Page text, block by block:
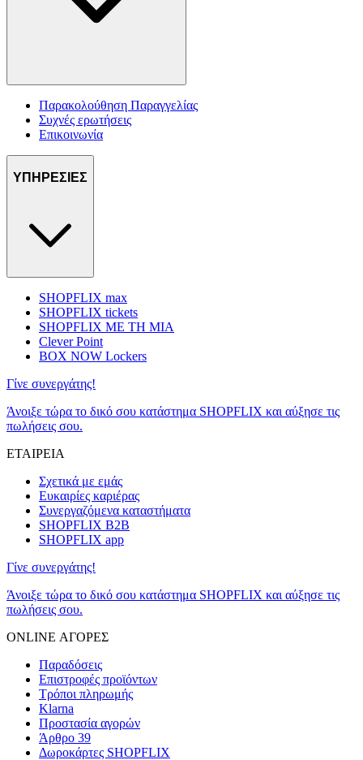
Παρακολούθηση Παραγγελίας
Συχνές ερωτήσεις
Επικοινωνία
ΥΠΗΡΕΣΙΕΣ
SHOPFLIX max
SHOPFLIX tickets
SHOPFLIX ΜΕ ΤΗ ΜΙΑ
Clever Point
BOX NOW Lockers
Γίνε συνεργάτης!
Άνοιξε τώρα το δικό σου κατάστημα SHOPFLIX και αύξησε τις
πωλήσεις σου.
ΕΤΑΙΡΕΙΑ
Σχετικά με εμάς
Ευκαιρίες καριέρας
Συνεργαζόμενα καταστήματα
SHOPFLIX B2B
SHOPFLIX app
Γίνε συνεργάτης!
Άνοιξε τώρα το δικό σου κατάστημα SHOPFLIX και αύξησε τις
πωλήσεις σου.
ONLINE ΑΓΟΡΕΣ
Παραδόσεις
Επιστροφές προϊόντων
Τρόποι πληρωμής
Klarna
Προστασία αγορών
Άρθρο 39
Δωροκάρτες SHOPFLIX